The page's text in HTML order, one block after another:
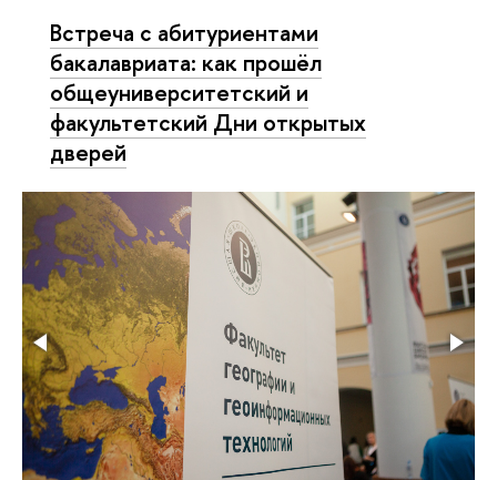
Встреча с абитуриентами
бакалавриата: как прошёл
общеуниверситетский и
факультетский Дни открытых
дверей